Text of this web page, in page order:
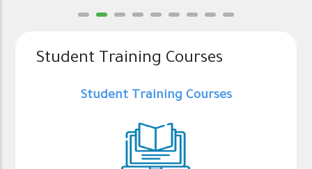
Student Training Courses
Student Training Courses